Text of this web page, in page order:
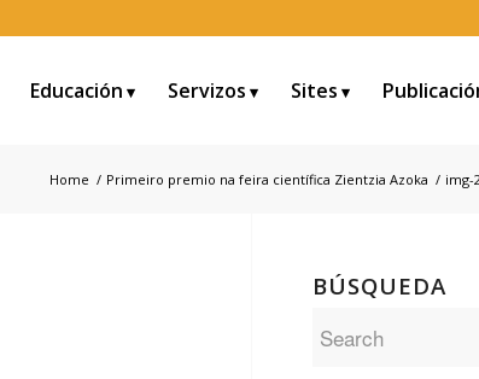
Educación Servizos Sites
Home / Primeiro premio na feira científica Zientzia Azoka / img-
BÚSQUEDA